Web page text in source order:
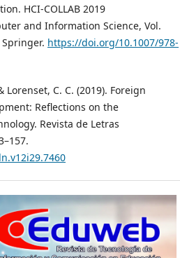
HCI-COLLAB 2019
and Information Science, Vol.
https://doi.org/10.1007/978-
Lorenset, C. C. (2019). Foreign
Reflections on the
Revista de Letras